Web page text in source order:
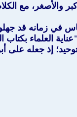
والأصغر، مع
في زمانه قد
العلماء بكتاب
إذ جعله على